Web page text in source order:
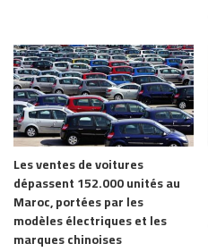
Les ventes de voitures
dépassent 152.000 unités au
Maroc, portées par les
modèles électriques et les
marques chinoises